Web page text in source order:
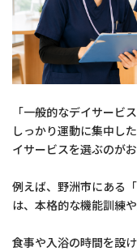
「一般的なデイサービ
しっかり運動に集中し
イサービスを選ぶのがお
例えば、野洲市にある
は、本格的な機能訓練
食事や入浴の時間を設